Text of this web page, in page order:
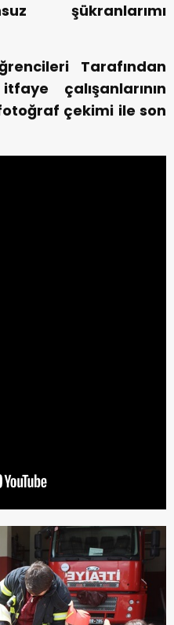
şükranlarımı
Tarafından
çalışanlarının
çekimi ile son